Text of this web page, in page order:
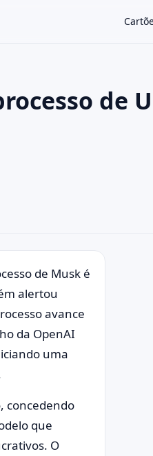
×
de
de Musk é
alertou
avance
da OpenAI
uma
concedendo
que
O